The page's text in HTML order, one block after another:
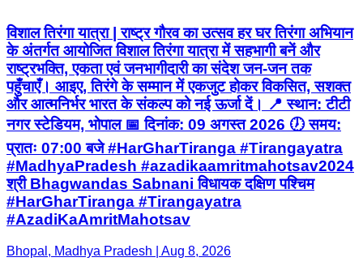
विशाल तिरंगा यात्रा | राष्ट्र गौरव का उत्सव हर घर तिरंगा अभियान
के अंतर्गत आयोजित विशाल तिरंगा यात्रा में सहभागी बनें और
राष्ट्रभक्ति, एकता एवं जनभागीदारी का संदेश जन-जन तक
पहुँचाएँ। आइए, तिरंगे के सम्मान में एकजुट होकर विकसित, सशक्त
और आत्मनिर्भर भारत के संकल्प को नई ऊर्जा दें। 📍 स्थान: टीटी
नगर स्टेडियम, भोपाल 📅 दिनांक: 09 अगस्त 2026 🕖 समय:
प्रातः 07:00 बजे #HarGharTiranga #Tirangayatra
#MadhyaPradesh #azadikaamritmahotsav2024
श्री Bhagwandas Sabnani विधायक दक्षिण पश्चिम
#HarGharTiranga #Tirangayatra
#AzadiKaAmritMahotsav
Bhopal, Madhya Pradesh | Aug 8, 2026